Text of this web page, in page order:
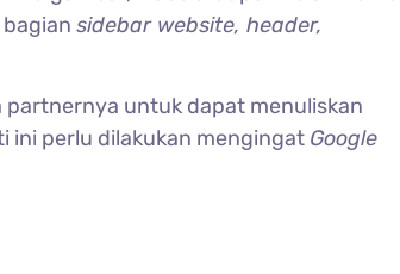
sidebar website, header,
partnernya untuk dapat menuliskan
ini perlu dilakukan mengingat Google